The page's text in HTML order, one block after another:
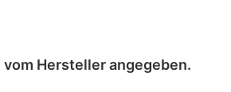
Hersteller angegeben.